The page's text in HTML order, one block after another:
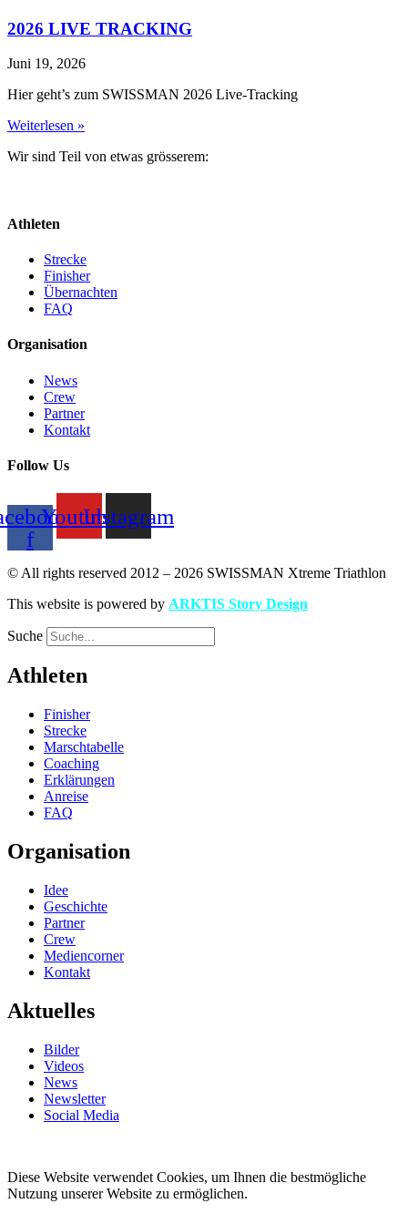
2026 LIVE TRACKING
Juni 19, 2026
Hier geht’s zum SWISSMAN 2026 Live-Tracking
Weiterlesen »
Wir sind Teil von etwas grösserem:
Athleten
Strecke
Finisher
Übernachten
FAQ
Organisation
News
Crew
Partner
Kontakt
Follow Us
f
YoutubeInstagram
© All rights reserved 2012 – 2026 SWISSMAN Xtreme Triathlon
This website is powered by ARKTIS Story Design
Suche
Athleten
Finisher
Strecke
Marschtabelle
Coaching
Erklärungen
Anreise
FAQ
Organisation
Idee
Geschichte
Partner
Crew
Mediencorner
Kontakt
Aktuelles
Bilder
Videos
News
Newsletter
Social Media
Diese Website verwendet Cookies, um Ihnen die bestmögliche
Nutzung unserer Website zu ermöglichen.